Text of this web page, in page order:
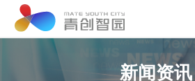
新闻资讯